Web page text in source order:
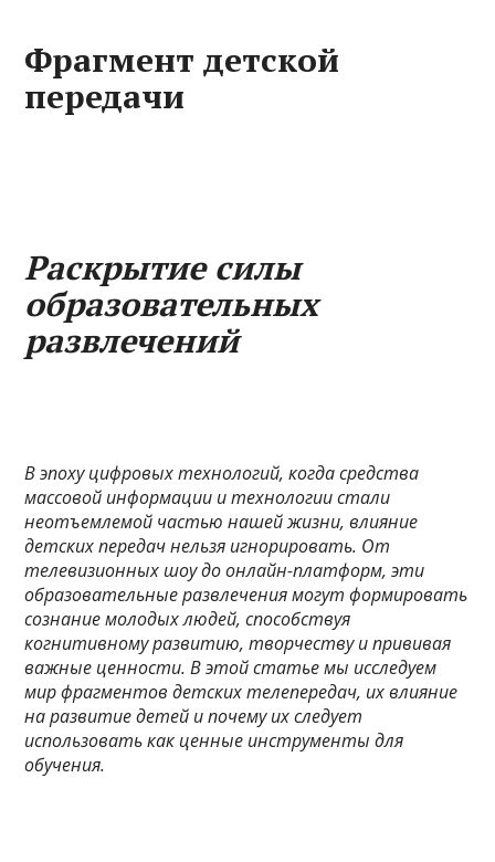
Фрагмент детской
передачи
Раскрытие силы
образовательных
развлечений
В эпоху цифровых технологий, когда средства
массовой информации и технологии стали
неотъемлемой частью нашей жизни, влияние
детских передач нельзя игнорировать. От
телевизионных шоу до онлайн-платформ, эти
образовательные развлечения могут формировать
сознание молодых людей, способствуя
когнитивному развитию, творчеству и прививая
важные ценности. В этой статье мы исследуем
мир фрагментов детских телепередач, их влияние
на развитие детей и почему их следует
использовать как ценные инструменты для
обучения.